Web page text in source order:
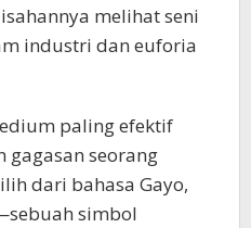
melihat seni
industri dan euforia
paling efektif
gagasan seorang
dari bahasa Gayo,
simbol